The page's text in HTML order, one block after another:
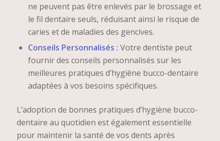
ne peuvent pas être enlevés par le brossage et
le fil dentaire seuls, réduisant ainsi le risque de
caries et de maladies des gencives.
Conseils Personnalisés : Votre dentiste peut
fournir des conseils personnalisés sur les
meilleures pratiques d’hygiène bucco-dentaire
adaptées à vos besoins spécifiques.
L’adoption de bonnes pratiques d’hygiène bucco-
dentaire au quotidien est également essentielle
pour maintenir la santé de vos dents après